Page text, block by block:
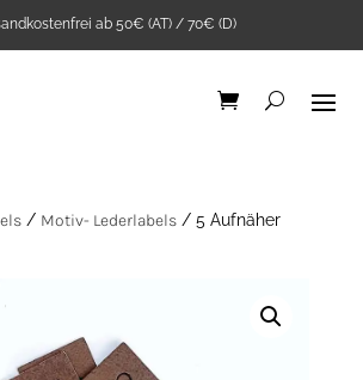
ab 50€ (AT) / 70€ (D)
/ Motiv- Lederlabels / 5 Aufnäher